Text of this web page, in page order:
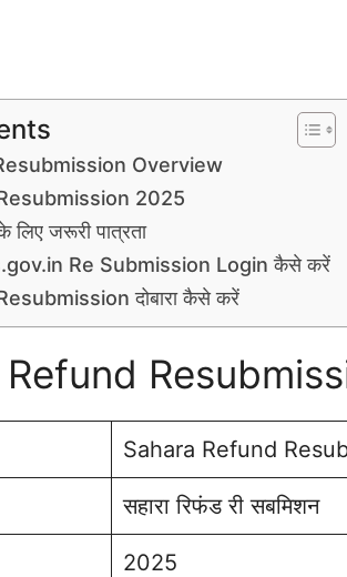
Overview
2025
जरूरी पात्रता
Re Submission Login कैसे करें
दोबारा कैसे करें
Sahara Refund
सहारा रिफंड री सबमिशन
2025